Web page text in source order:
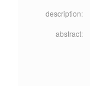
description:
abstract: